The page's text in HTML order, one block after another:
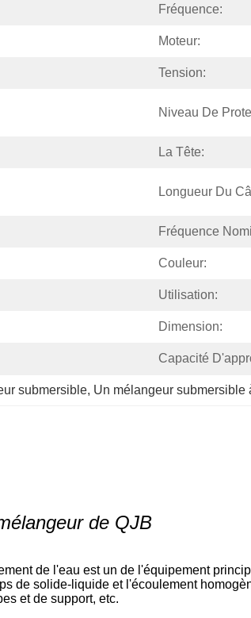
Fréquence:
Moteur:
Tension:
Niveau De
La Tête:
Longueur Du
Fréquence
Couleur:
Utilisation:
Dimension:
Capacité
submersible, Un mélangeur submersible
de QJB
de l'eau est un de l'équipement
de solide-liquide et l'écoulement
et de support, etc.